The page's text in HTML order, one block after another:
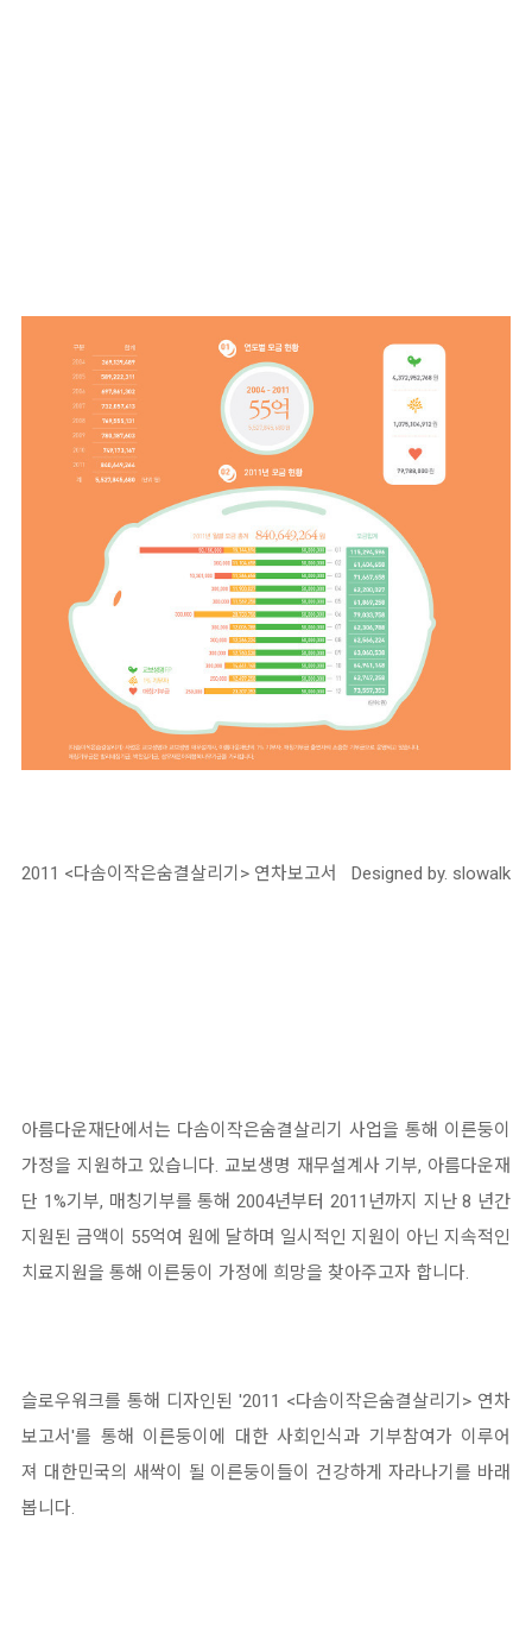
2011 <다솜이작은숨결살리기> 연차보고서 Designed by. slowalk
아름다운재단에서는 다솜이작은숨결살리기 사업을 통해 이른둥이
가정을 지원하고 있습니다. 교보생명 재무설계사 기부, 아름다운재
단 1%기부, 매칭기부를 통해 2004년부터 2011년까지 지난 8 년간
지원된 금액이 55억여 원에 달하며 일시적인 지원이 아닌 지속적인
치료지원을 통해 이른둥이 가정에 희망을 찾아주고자 합니다.
슬로우워크를 통해 디자인된 '2011 <다솜이작은숨결살리기> 연차
보고서'를 통해 이른둥이에 대한 사회인식과 기부참여가 이루어
져 대한민국의 새싹이 될 이른둥이들이 건강하게 자라나기를 바래
봅니다.